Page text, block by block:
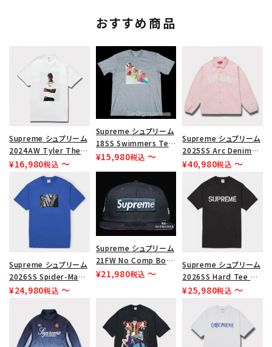
おすすめ商品
Supreme シュプリーム
2024AW Tyler The
Creator Tee タイラー
ザクリエーターTシャツ
ホワイト 白
¥16,980税込 〜
Supreme シュプリーム
18SS Swimmers Tee
スイマーズTシャツ ヘザ
¥15,980税込 〜
Supreme シュプリーム
2025SS Arc Denim
Coaches Jacket アー
ク デニム コーチ ジャケ
ット ライトピンク
¥40,980税込 〜
Supreme シュプリーム
2026SS Spider-Man
Tee スパイダーマン T
¥24,980税込 〜
Supreme シュプリーム
21FW No Comp Box
Logo New Era Cap ノ
ネイビー
¥21,980税込 〜
Supreme シュプリーム
2026SS Hard Tee ハ
ード Tシャツ ブラック
¥25,980税込 〜